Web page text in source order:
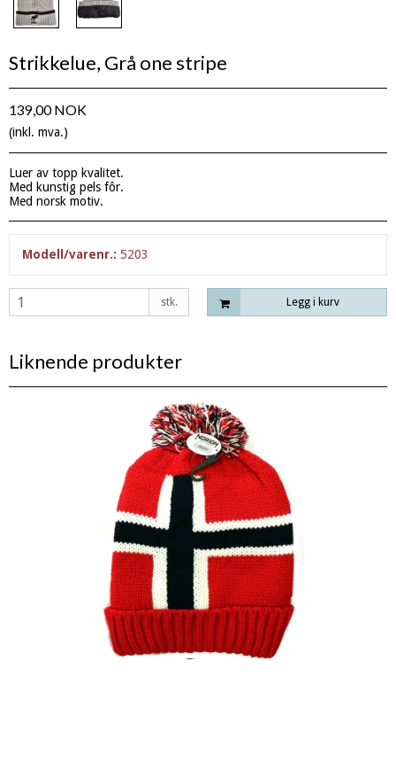
Strikkelue, Grå one stripe
139,00 NOK
(inkl. mva.)
Luer av topp kvalitet.
Med kunstig pels fôr.
Med norsk motiv.
Modell/varenr.: 5203
stk. Legg i kurv
Liknende produkter